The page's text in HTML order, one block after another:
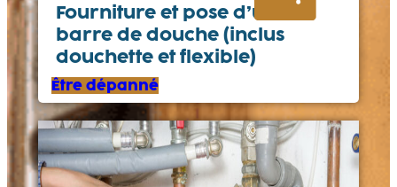
Fourniture et pose d’une
barre de douche (inclus
douchette et flexible)
Être dépanné